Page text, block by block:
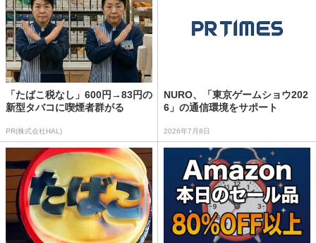
「たばこ税なし」600円→83円の
新型タバコに喫煙者群がる
PR(株式会社HAL)
NURO、「東京ゲームショウ202
6」の通信環境をサポート
2026年7月8日